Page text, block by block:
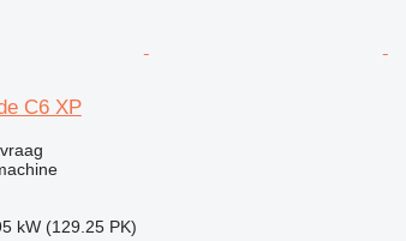
C6 XP
kW (129.25 PK)